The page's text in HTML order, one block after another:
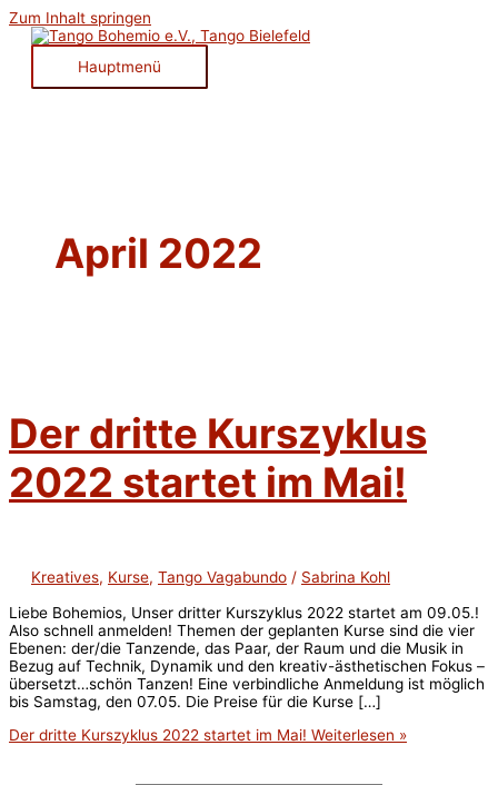
Zum Inhalt springen
Hauptmenü
April 2022
Der dritte Kurszyklus
2022 startet im Mai!
Kreatives, Kurse, Tango Vagabundo / Sabrina Kohl
Liebe Bohemios, Unser dritter Kurszyklus 2022 startet am 09.05.!
Also schnell anmelden! Themen der geplanten Kurse sind die vier
Ebenen: der/die Tanzende, das Paar, der Raum und die Musik in
Bezug auf Technik, Dynamik und den kreativ-ästhetischen Fokus –
übersetzt…schön Tanzen! Eine verbindliche Anmeldung ist möglich
bis Samstag, den 07.05. Die Preise für die Kurse […]
Der dritte Kurszyklus 2022 startet im Mai! Weiterlesen »